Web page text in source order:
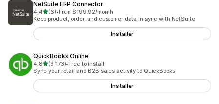
NetSuite ERP Connector
4,4av 5 stjerner
(6)
Totalt 6 omtaler
•From $199.92/month
Keep product, order, and customer data in sync with NetSuite
Installer
QuickBooks Online
4,8av 5 stjerner
(3 173)
Totalt 3173 omtaler
•Free to install
Sync your retail and B2B sales activity to QuickBooks
Installer